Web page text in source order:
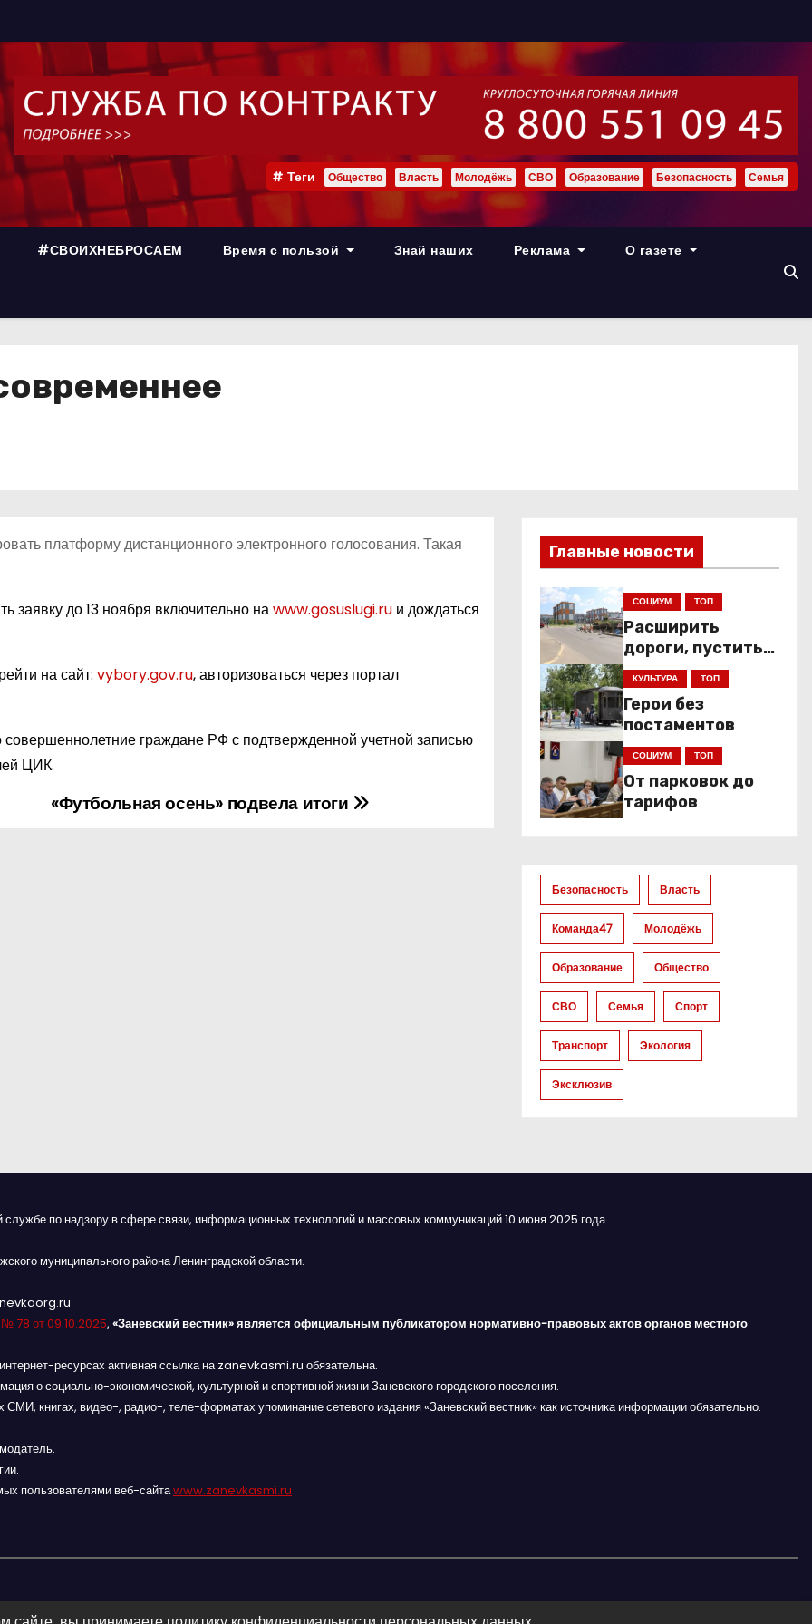
Теги Общество Власть Молодёжь СВО Образование Безопасность Семья
#СВОИХНЕБРОСАЕМ Время с пользой Знай наших Реклама О газете
платформу дистанционного электронного голосования. Такая
заявку до 13 ноября включительно наwww.gosuslugi.ru и дождаться
на сайт: vybory.gov.ru, авторизоваться через портал
совершеннолетние граждане РФ с подтвержденной учетной записью
ЦИК.
«Футбольная осень» подвела итоги
Главные новости
СОЦИУМ ТОП
Расширить
дороги, пустить
низкопольники
КУЛЬТУРА ТОП
Герои без
постаментов
СОЦИУМ ТОП
От парковок до
тарифов
Безопасность Власть
Команда47 Молодёжь
Образование Общество
СВО Семья Спорт
Транспорт Экология
Эксклюзив
службе по надзору в сфере связи, информационных технологий и массовых коммуникаций 10 июня 2025 года.
муниципального района Ленинградской области.
№ 78 от 09.10.2025, «Заневский вестник» является официальным публикатором нормативно-правовых актов органов местного
ресурсах активная ссылка на zanevkasmi.ru обязательна.
о социально-экономической, культурной и спортивной жизни Заневского городского поселения.
книгах, видео-, радио-, теле-форматах упоминание сетевого издания «Заневский вестник» как источника информации обязательно.
пользователями веб-сайтаwww.zanevkasmi.ru